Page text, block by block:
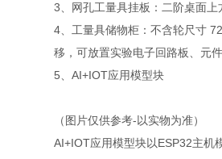
3、网孔工量具挂板：二阶桌面
4、工量具储物柜：不含轮尺寸
移，可放置实验电子回路板、元
5、AI+IOT应用模型块
（图片仅供参考-以实物为准）
AI+IOT应用模型块以ESP32主机